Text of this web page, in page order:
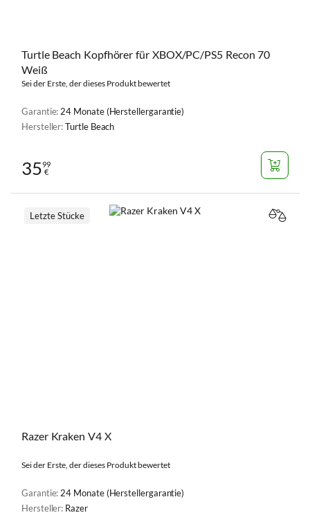
Turtle Beach Kopfhörer für XBOX/PC/PS5 Recon 70
Weiß
Sei der Erste, der dieses Produkt bewertet
Garantie: 24 Monate (Herstellergarantie)
Hersteller:Turtle Beach
3599
€
Razer Kraken V4 X
Sei der Erste, der dieses Produkt bewertet
Garantie:24 Monate (Herstellergarantie)
Hersteller: Razer
Letzte Stücke